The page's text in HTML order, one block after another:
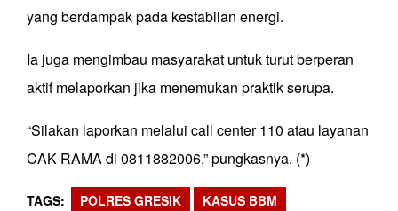
yang berdampak pada kestabilan energi.
Ia juga mengimbau masyarakat untuk turut berperan
aktif melaporkan jika menemukan praktik serupa.
“Silakan laporkan melalui call center 110 atau layanan
CAK RAMA di 0811882006,” pungkasnya. (*)
TAGS POLRES GRESIK KASUS BBM